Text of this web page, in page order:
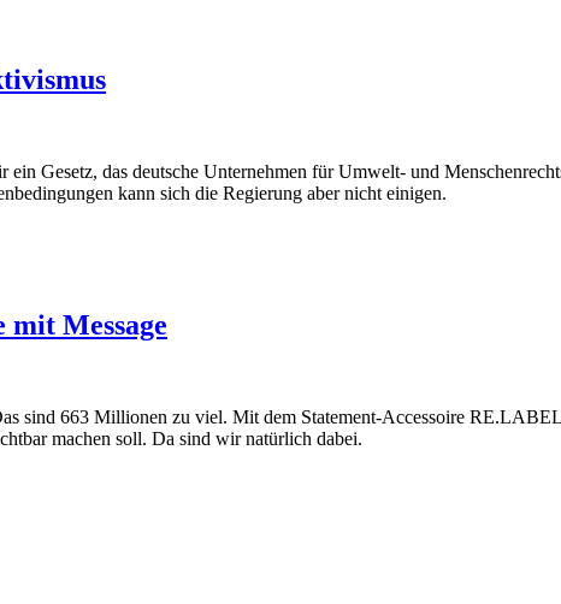
Gesetz, das deutsche Unternehmen für Umwelt- und
kann sich die Regierung aber nicht einigen.
mit Message
sind 663 Millionen zu viel. Mit dem Statement-Accessoire
machen soll. Da sind wir natürlich dabei.